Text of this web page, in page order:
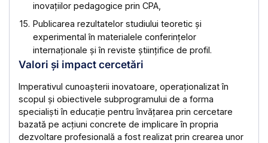
inovațiilor pedagogice prin CPA,
Publicarea rezultatelor studiului teoretic și
experimental în materialele conferințelor
internaționale și în reviste științifice de profil.
Valori și impact cercetări
Imperativul cunoașterii inovatoare, operaționalizat în
scopul și obiectivele subprogramului de a forma
specialiști în educație pentru învățarea prin cercetare
bazată pe acțiuni concrete de implicare în propria
dezvoltare profesională a fost realizat prin crearea unor